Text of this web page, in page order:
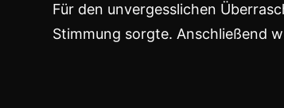
Für den unvergesslichen
Stimmung sorgte. Anschließend